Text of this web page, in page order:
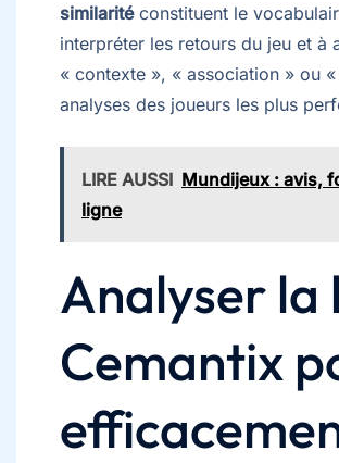
similaritéconstituent le
interpréter les retours du jeu et à
« contexte », « association » ou
analyses des joueurs les plus
LIRE AUSSI Mundijeux : avis,
ligne
Analyser la
Cemantix